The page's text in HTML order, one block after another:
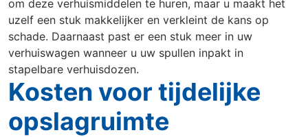
om deze verhuismiddelen te huren, maar u maakt het
uzelf een stuk makkelijker en verkleint de kans op
schade. Daarnaast past er een stuk meer in uw
verhuiswagen wanneer u uw spullen inpakt in
stapelbare verhuisdozen.
Kosten voor tijdelijke
opslagruimte